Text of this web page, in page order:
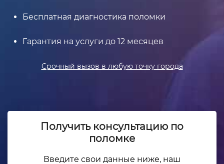
Бесплатная диагностика поломки
Гарантия на услуги до 12 месяцев
Срочный вызов в любую точку города
Получить консультацию по
поломке
Введите свои данные ниже, наш